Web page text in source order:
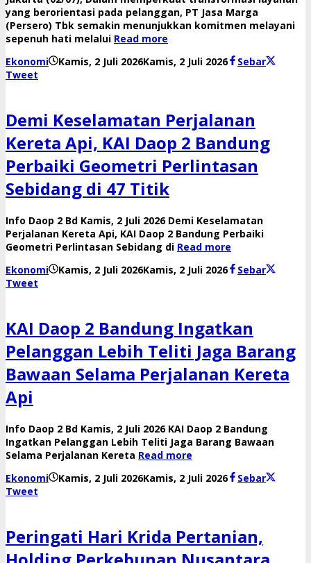
yang berorientasi pada pelanggan, PT Jasa Marga
(Persero) Tbk semakin menunjukkan komitmen melayani
sepenuh hati melalui Read more
Ekonomi
Kamis, 2 Juli 2026Kamis, 2 Juli 2026olehSebar
Tweet
Demi Keselamatan Perjalanan
Kereta Api, KAI Daop 2 Bandung
Perbaiki Geometri Perlintasan
Sebidang di 47 Titik
Info Daop 2 Bd Kamis, 2 Juli 2026 Demi Keselamatan
Perjalanan Kereta Api, KAI Daop 2 Bandung Perbaiki
Geometri Perlintasan Sebidang di Read more
Ekonomi
Kamis, 2 Juli 2026Kamis, 2 Juli 2026olehSebar
Tweet
KAI Daop 2 Bandung Ingatkan
Pelanggan Lebih Teliti Jaga Barang
Bawaan Selama Perjalanan Kereta
Api
Info Daop 2 Bd Kamis, 2 Juli 2026 KAI Daop 2 Bandung
Ingatkan Pelanggan Lebih Teliti Jaga Barang Bawaan
Selama Perjalanan Kereta Read more
Ekonomi
Kamis, 2 Juli 2026Kamis, 2 Juli 2026olehSebar
Tweet
Peringati Hari Krida Pertanian,